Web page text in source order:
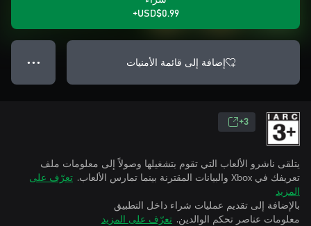
USD$0.99+
إضافة إلى قائمة الأمنيات ● ● ●
3+
يتلقى ناشرو الألعاب التي تقوم بتشغيلها وصولاً إلى معلومات ملف
تعريفك في Xbox والبيانات المقترنة بينما تمارس الألعاب.
تعرّف على
المزيد
بالإضافة إلى تقديم عمليات شراء داخل التطبيق
معلومات عناصر تحكم الوالدين. تعرّف على المزيد